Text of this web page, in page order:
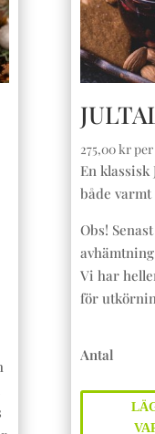
275,00krper
En
både
Obs!
avhämtning
Vi har
för
Antal
mängd